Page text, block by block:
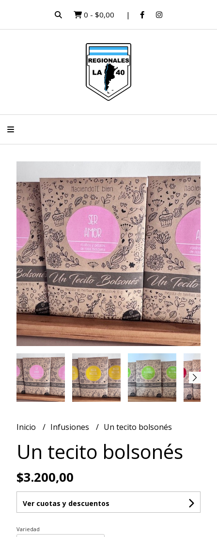
0 - $0,00
Inicio Infusiones Un tecito bolsonés
Un tecito bolsonés
$3.200,00
Ver cuotas y descuentos
Variedad